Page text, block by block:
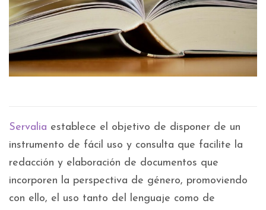
Servalia establece el objetivo de disponer de un
instrumento de fácil uso y consulta que facilite la
redacción y elaboración de documentos que
incorporen la perspectiva de género, promoviendo
con ello, el uso tanto del lenguaje como de